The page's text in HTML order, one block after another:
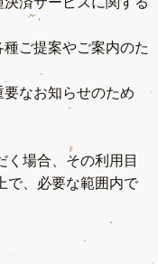
ご提案やご案内のた
なお知らせのため
く場合、その利用目
で、必要な範囲内で